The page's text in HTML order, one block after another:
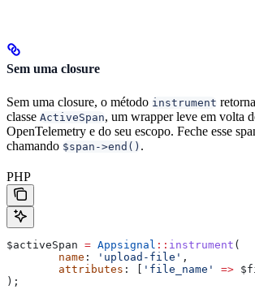
Sem uma closure
Sem uma closure, o método instrument
classe ActiveSpan, um wrapper leve em volta
OpenTelemetry e do seu escopo. Feche esse
chamando $span->end() .
PHP
$activeSpan = Appsignal :: instrument (
	name
: 'upload-file' ,
	attributes
: [ 'file_name' =>
);